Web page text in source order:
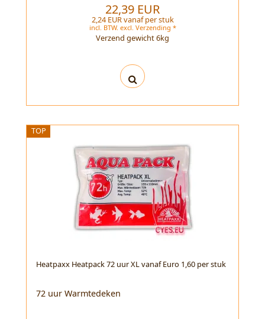
22,39 EUR
2,24 EUR vanaf per stuk
incl. BTW. excl. Verzending *
Verzend gewicht6kg
TOP
Heatpaxx Heatpack 72 uur XL vanaf Euro 1,60 per stuk
72 uur Warmtedeken